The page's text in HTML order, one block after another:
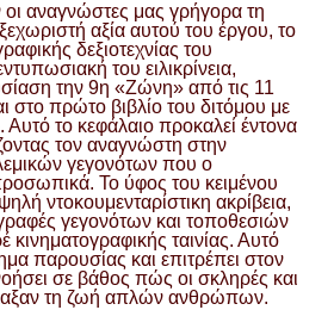
οι αναγνώστες μας γρήγορα τη
αξία αυτού του έργου, το
δεξιοτεχνίας του
του ειλικρίνεια,
την 9η «Ζώνη» από τις 11
στο πρώτο βιβλίο του διτόμου με
Αυτό το κεφάλαιο προκαλεί έντονα
τον αναγνώστη στην
γεγονότων που ο
Το ύφος του κειμένου
ντοκουμενταρίστικη ακρίβεια,
γεγονότων και τοποθεσιών
κινηματογραφικής ταινίας. Αυτό
παρουσίας και επιτρέπει στον
σε βάθος πώς οι σκληρές και
τη ζωή απλών ανθρώπων.